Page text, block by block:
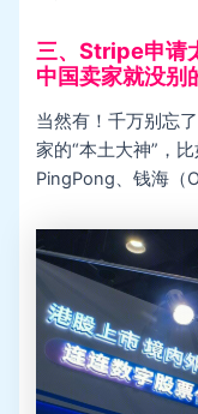
三、Stripe申请
中国卖家就没别
当然有！千万别忘
家的“本土大神”，
PingPong、钱海（